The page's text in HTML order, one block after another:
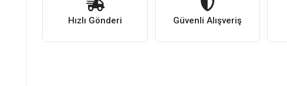
Hızlı Gönderi Güvenli Alışveriş